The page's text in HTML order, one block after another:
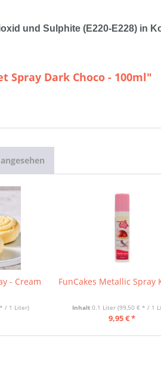
und Sulphite (E220-E228) in
Spray Dark Choco - 100ml"
- Cream
/ 1 Liter)
FunCakes Metallic Spray
Inhalt0.1 Liter(99,50 € * / 1
9,95 € *